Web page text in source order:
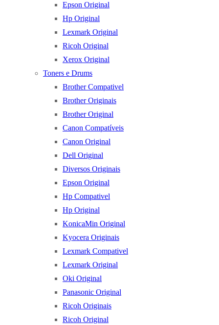
Epson Original
Hp Original
Lexmark Original
Ricoh Original
Xerox Original
Toners e Drums
Brother Compativel
Brother Originais
Brother Original
Canon Compatíveis
Canon Original
Dell Original
Diversos Originais
Epson Original
Hp Compativel
Hp Original
KonicaMin Original
Kyocera Originais
Lexmark Compativel
Lexmark Original
Oki Original
Panasonic Original
Ricoh Originais
Ricoh Original